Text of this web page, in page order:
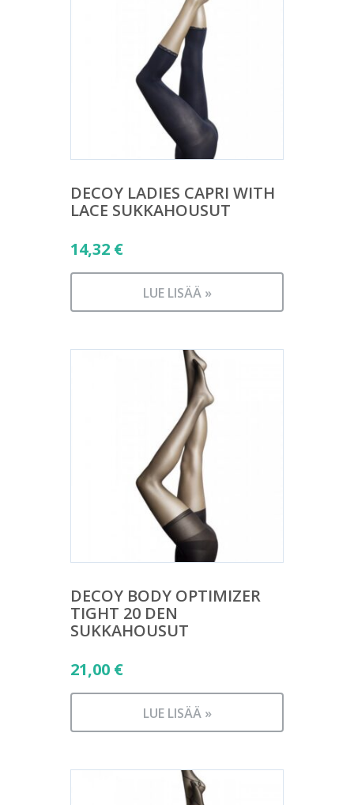
DECOY LADIES CAPRI WITH
LACE SUKKAHOUSUT
14,32 €
LUE LISÄÄ »
DECOY BODY OPTIMIZER
TIGHT 20 DEN
SUKKAHOUSUT
21,00 €
LUE LISÄÄ »